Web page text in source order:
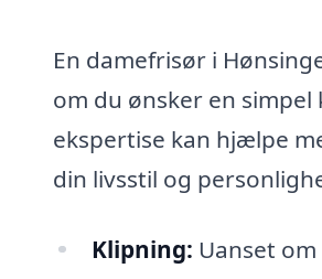
En damefrisør i
om du ønsker en
ekspertise kan hjælpe
din livsstil og
Klipning: Uanset